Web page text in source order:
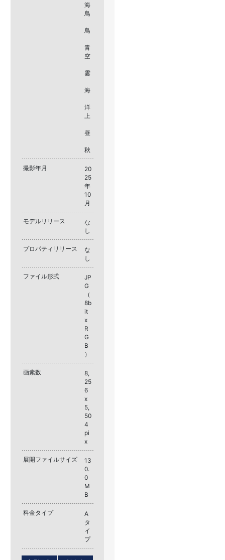
海
鳥
鳥
青
空
雲
海
洋
上
昼
秋
撮影年月
20
25
年
10
月
モデルリリース
な
し
プロパティリリース
な
し
ファイル形式
JP
G
（
8b
it
x
R
G
B
）
画素数
8,
25
6
x
5,
50
4
pi
x
展開ファイルサイズ
13
0.
0
M
B
料金タイプ
A
タ
イ
プ